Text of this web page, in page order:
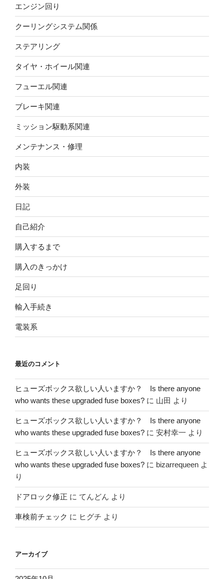
エンジン回り
クーリングシステム関係
ステアリング
タイヤ・ホイール関連
フューエル関連
ブレーキ関連
ミッション駆動系関連
メンテナンス・修理
内装
外装
日記
自己紹介
購入するまで
購入のきっかけ
足回り
輸入手続き
電装系
最近のコメント
ヒューズボックス欲しい人いますか？ Is there anyone
who wants these upgraded fuse boxes? に 山田 より
ヒューズボックス欲しい人いますか？ Is there anyone
who wants these upgraded fuse boxes? に 安村幸一 より
ヒューズボックス欲しい人いますか？ Is there anyone
who wants these upgraded fuse boxes? に bizarrequeen よ
り
ドアロック修正 に てんどん より
車検前チェック に ヒグチ より
アーカイブ